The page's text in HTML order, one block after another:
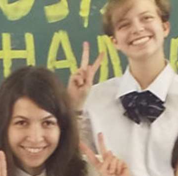
wp-content/themes/sakurazuka_2020/